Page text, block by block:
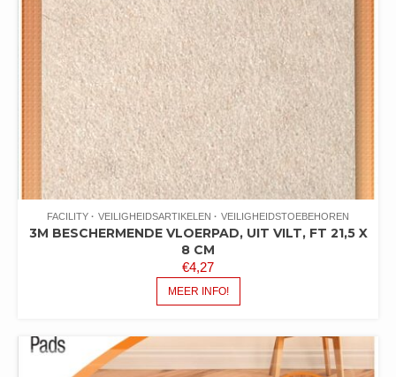
FACILITY VEILIGHEIDSARTIKELEN VEILIGHEIDSTOEBEHOREN
3M BESCHERMENDE VLOERPAD, UIT VILT, FT 21,5 X
8 CM
€4,27
MEER INFO!